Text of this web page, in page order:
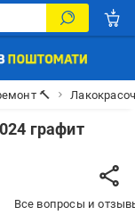
🔨
графит
Все вопросы и